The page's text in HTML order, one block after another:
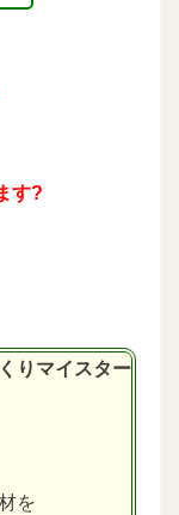
す?
りマイスター
を